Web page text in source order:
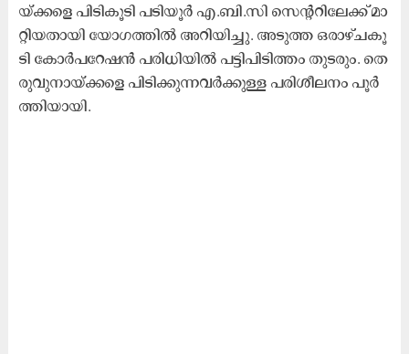
യ്ക്ക​ളെ പി​ടി​കൂ​ടി പ​ടി​യൂ​ർ എ.​ബി.​സി സെ​ന്റ​റി​ലേ​ക്ക് മാ​
റ്റി​യ​താ​യി യോ​ഗ​ത്തി​ൽ അ​റി​യി​ച്ചു. അ​ടു​ത്ത ഒ​രാ​ഴ്ച​കൂ​
ടി കോ​ർ​പ​റേ​ഷ​ൻ പ​രി​ധി​യി​ൽ പ​ട്ടി​പി​ടി​ത്തം തു​ട​രും. തെ​
രു​വു​നാ​യ്ക്ക​ളെ പി​ടി​ക്കു​ന്ന​വ​ർ​ക്കു​ള്ള പ​രി​ശീ​ല​നം പൂ​ർ​
ത്തി​യാ​യി.